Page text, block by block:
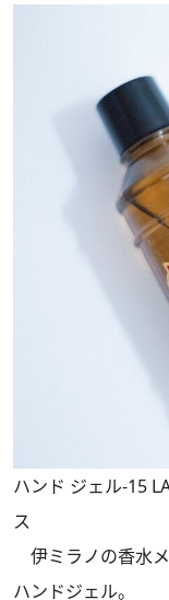
ハンド ジェル-15
ス
伊ミラノの香水
ハンドジェル。